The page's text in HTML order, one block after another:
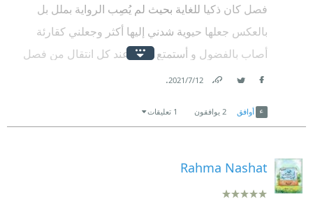
فصل كان ذكيا للغاية بحيث لم يُصِب الرواية بملل بل
بالعكس جعلها حيوية شدني إليها أكثر وجعلني كقارئة
أصاب بالفضول و أستمتع كثيرًا عند كل انتقال من فصل
لآخر (أقصد من شخصية لأخرى) وأحسستُ وأنا أقرأها أنني
أذهلتني حقا طريقة الربط بين الفصول (بين الشخصيات)
وشخصيات كل واحد منهم، وكيف أن موضوع الخيانة الذي
استٌهلت به الرواية فتح لنا الكاتب به أبواباً عديدة ظهرت
12‏/7‏/2021
.
أوافق 2 يوافقون 1 تعليقات
Rahma Nashat